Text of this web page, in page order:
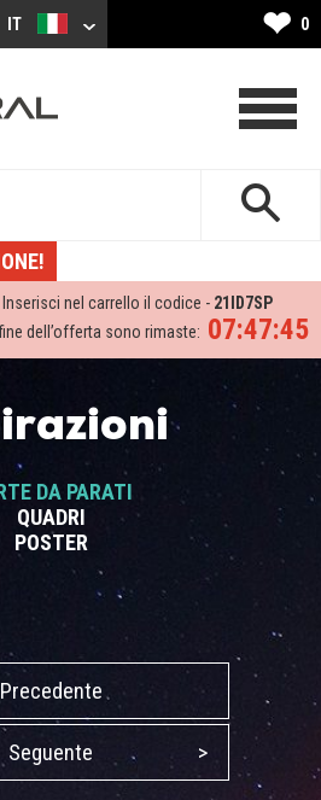
IT ❤ 0
nel carrello il codice - 21ID7SP
07:47:44
dell’offerta sono rimaste:
DA PARATI
QUADRI
POSTER
Precedente
Seguente >